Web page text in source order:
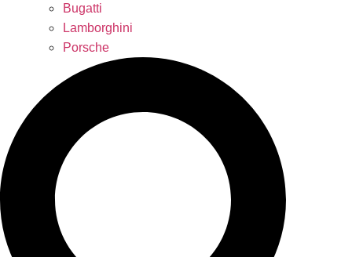
Bugatti
Lamborghini
Porsche